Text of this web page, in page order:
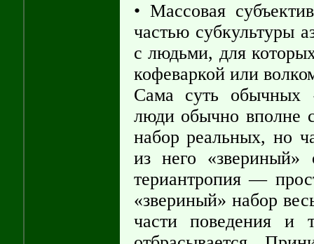
• Массовая
частью субкультуры
с людьми, для
кофеваркой или
Сама суть обычных
люди обычно вполне
набор реальных, но
из него
териантропия —
«звериный» набор
части поведения и